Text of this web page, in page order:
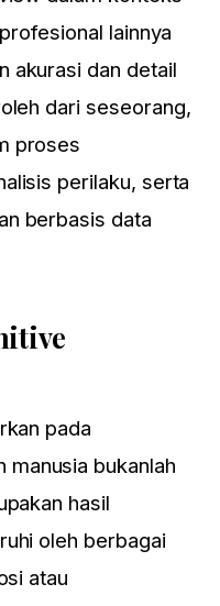
lainnya
akurasi dan detail
dari seseorang,
proses
perilaku, serta
berbasis data
pada
manusia bukanlah
hasil
oleh berbagai
atau